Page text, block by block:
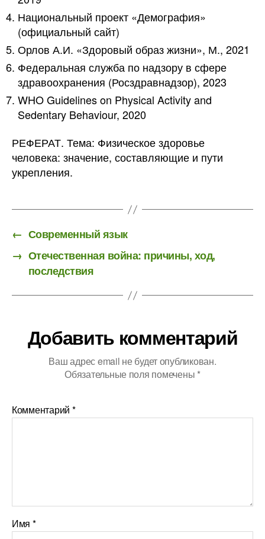
Национальный проект «Демография»
(официальный сайт)
Орлов А.И. «Здоровый образ жизни», М., 2021
Федеральная служба по надзору в сфере
здравоохранения (Росздравнадзор), 2023
WHO Guidelines on Physical Activity and
Sedentary Behaviour, 2020
РЕФЕРАТ. Тема: Физическое здоровье
человека: значение, составляющие и пути
укрепления.
← Современный язык
→ Отечественная война: причины, ход,
последствия
Добавить комментарий
Ваш адрес email не будет опубликован.
Обязательные поля помечены *
Комментарий *
Имя *